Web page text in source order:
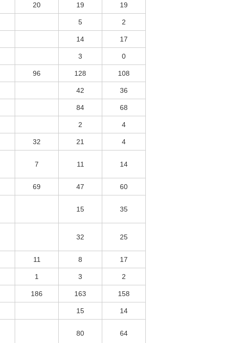
20 19 19
5 2
14 17
3 0
96 128 108
42 36
84 68
2 4
32 21 4
7 11 14
69 47 60
15 35
32 25
11 8 17
1 3 2
186 163 158
15 14
80 64